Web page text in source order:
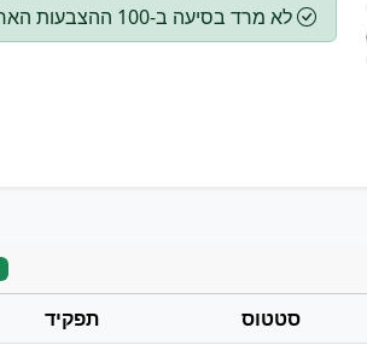
לא מרד בסיעה ב-100 ההצבעות האחרונות
סטטוס
תפקיד